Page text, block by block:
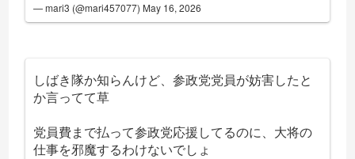
— mari3 (@mari457077) May 16, 2026
しばき隊か知らんけど、参政党党員が妨害したと
か言ってて草
党員費まで払って参政党応援してるのに、大将の
仕事を邪魔するわけないでしょ